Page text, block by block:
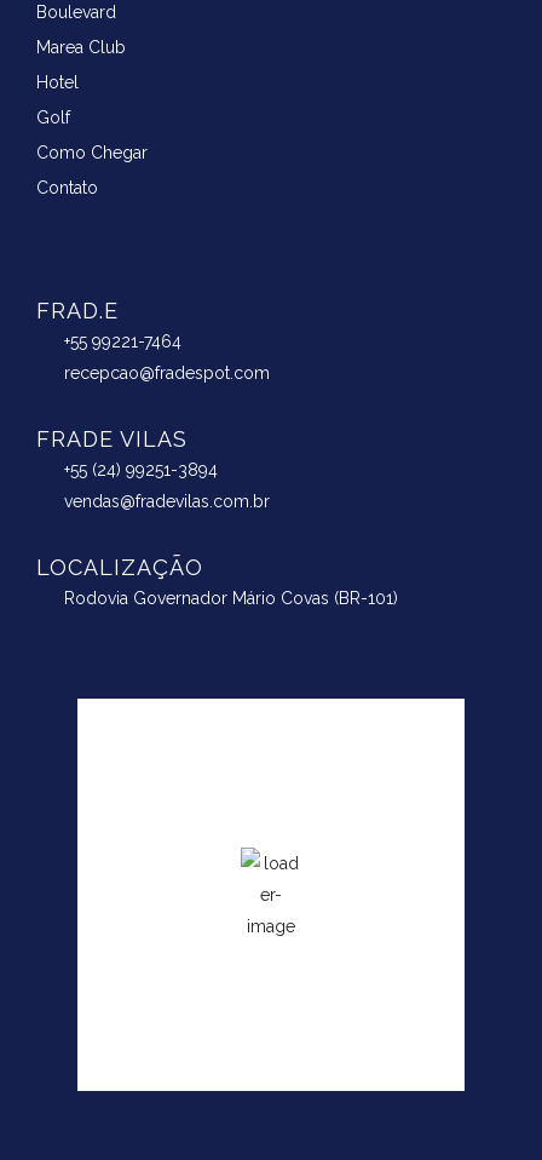
Boulevard
Marea Club
Hotel
Golf
Como Chegar
Contato
FRAD.E
+55 99221-7464
recepcao@fradespot.com
FRADE VILAS
+55 (24) 99251-3894
vendas@fradevilas.com.br
LOCALIZAÇÃO
Rodovia Governador Mário Covas (BR-101)
26
Wind Gust:
Clouds: 4%